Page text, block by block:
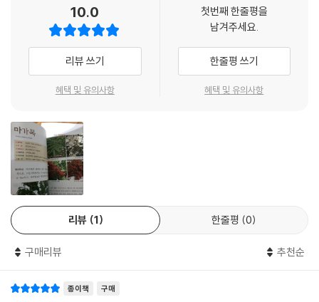
애기똥풀
엉겅퀴
여주
연꽃
오갈피나무
오동나무
용담
유자나무
으아리
10.0
리뷰 쓰기
혜택 및 유의사항
첫번째 한줄평을
남겨주세요.
한줄평 쓰기
혜택 및 유의사항
리뷰 1 한줄평 0
구매리뷰 추천순
종이책 구매